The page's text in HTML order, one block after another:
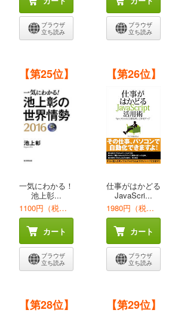
ブラウザ
立ち読み
ブラウザ
立ち読み
【第25位】
一気にわかる！
池上彰...
1100円（税込）
カート
ブラウザ
立ち読み
【第26位】
仕事がはかどる
JavaScri...
1980円（税込）
カート
ブラウザ
立ち読み
【第28位】 【第29位】